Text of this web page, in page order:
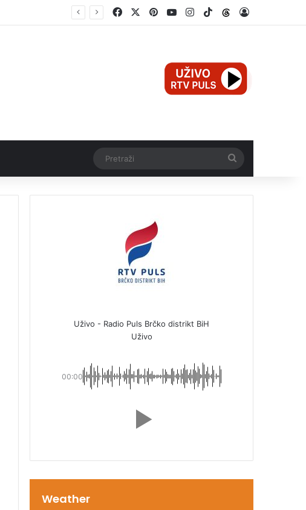
FacebookPinterestYouTubeInstagram
TikTokThreads
Uživo - Radio Puls Brčko distrikt BiH
Uživo
00:00
Weather